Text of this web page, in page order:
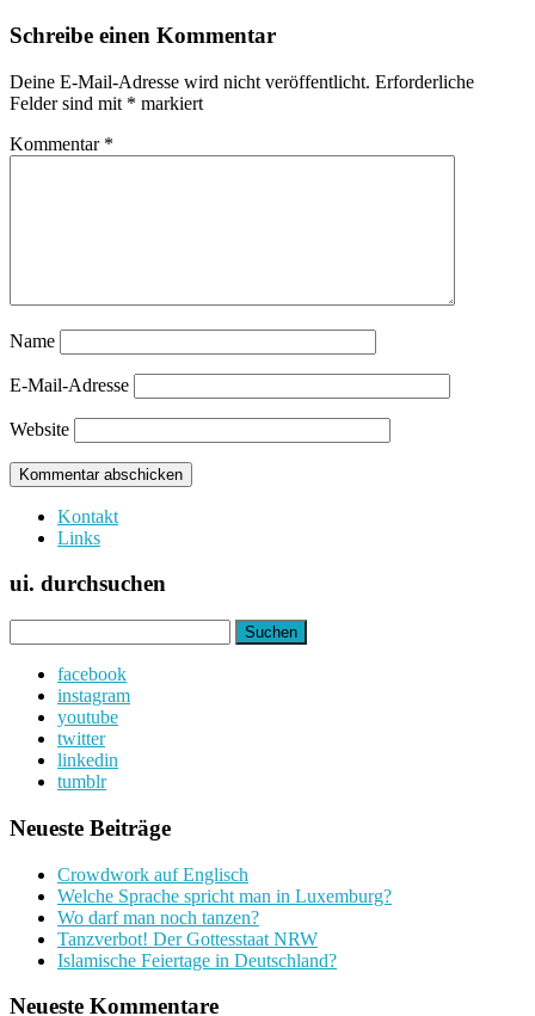
Schreibe einen Kommentar
Deine E-Mail-Adresse wird nicht veröffentlicht. Erforderliche
Felder sind mit * markiert
Kommentar *
Name
E-Mail-Adresse
Website
Kontakt
Links
ui. durchsuchen
nach:
facebook
instagram
youtube
twitter
linkedin
tumblr
Neueste Beiträge
Crowdwork auf Englisch
Welche Sprache spricht man in Luxemburg?
Wo darf man noch tanzen?
Tanzverbot! Der Gottesstaat NRW
Islamische Feiertage in Deutschland?
Neueste Kommentare